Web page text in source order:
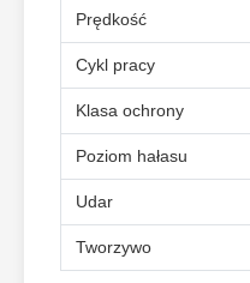
Prędkość
Cykl pracy
Klasa ochrony
Poziom hałasu
Udar
Tworzywo